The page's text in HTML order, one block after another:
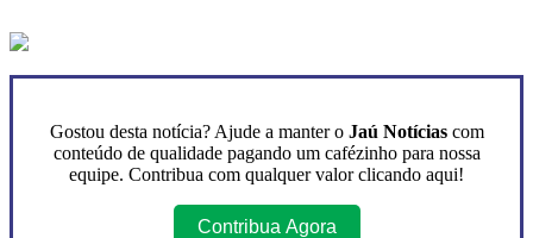
Gostou desta notícia? Ajude a manter o Jaú Notíciascom
conteúdo de qualidade pagando um cafézinho para nossa
equipe. Contribua com qualquer valor clicando aqui!
Contribua Agora